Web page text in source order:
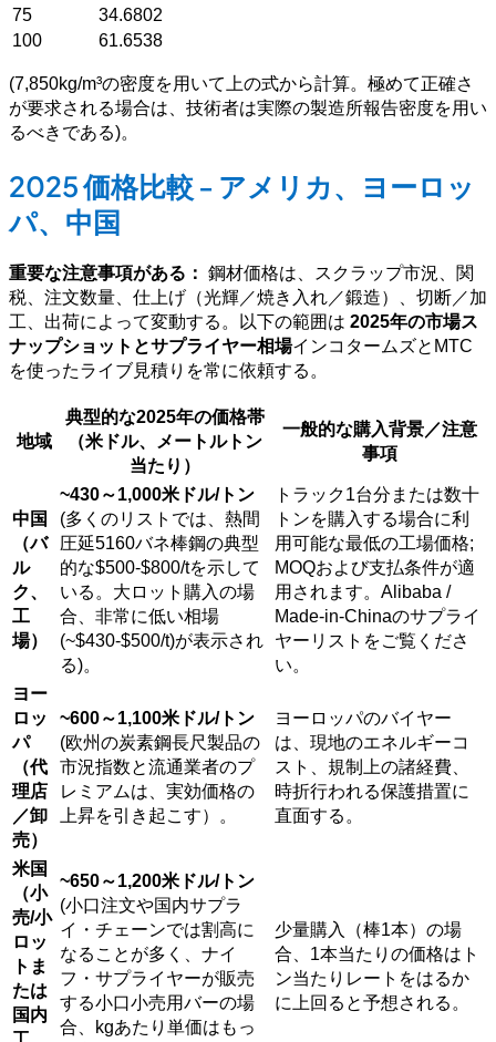
75
34.6802
100
61.6538
(7,850kg/m³の密度を用いて上の式から計算。極めて正確さ
が要求される場合は、技術者は実際の製造所報告密度を用い
るべきである)。
2025 価格比較 - アメリカ、ヨーロッ
パ、中国
重要な注意事項がある： 鋼材価格は、スクラップ市況、関
税、注文数量、仕上げ（光輝／焼き入れ／鍛造）、切断／加
工、出荷によって変動する。以下の範囲は 2025年の市場ス
ナップショットとサプライヤー相場インコタームズとMTC
を使ったライブ見積りを常に依頼する。
地域
典型的な2025年の価格帯
（米ドル、メートルトン
当たり）
一般的な購入背景／注意
事項
中国
（バ
ル
ク、
工
場）
~430～1,000米ドル/トン
(多くのリストでは、熱間
圧延5160バネ棒鋼の典型
的な$500-$800/tを示して
いる。大ロット購入の場
合、非常に低い相場
(~$430-$500/t)が表示され
る)。
トラック1台分または数十
トンを購入する場合に利
用可能な最低の工場価格;
MOQおよび支払条件が適
用されます。Alibaba /
Made-in-Chinaのサプライ
ヤーリストをご覧くださ
い。
ヨー
ロッ
パ
（代
理店
／卸
売）
~600～1,100米ドル/トン
(欧州の炭素鋼長尺製品の
市況指数と流通業者のプ
レミアムは、実効価格の
上昇を引き起こす）。
ヨーロッパのバイヤー
は、現地のエネルギーコ
スト、規制上の諸経費、
時折行われる保護措置に
直面する。
米国
（小
売/小
ロッ
トま
たは
国内
~650～1,200米ドル/トン
(小口注文や国内サプラ
イ・チェーンでは割高に
なることが多く、ナイ
フ・サプライヤーが販売
する小口小売用バーの場
合、kgあたり単価はもっ
少量購入（棒1本）の場
合、1本当たりの価格はト
ン当たりレートをはるか
に上回ると予想される。